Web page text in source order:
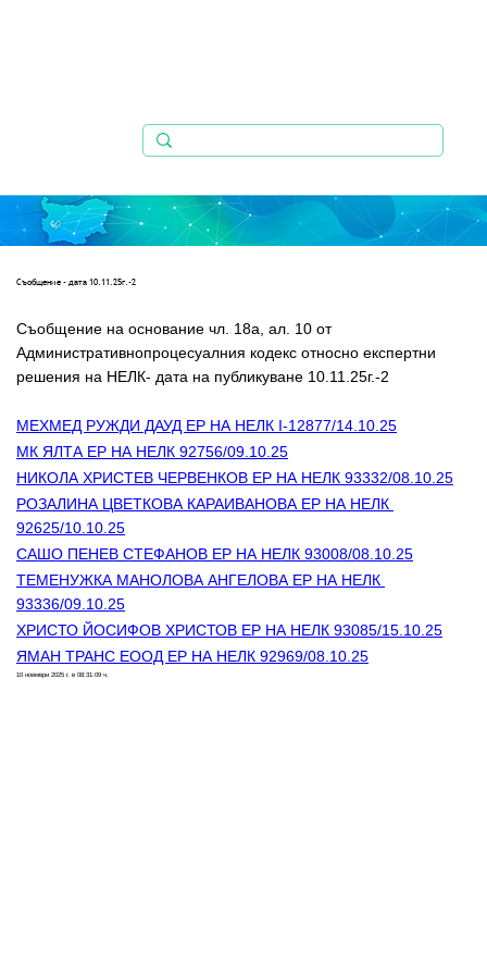
Съобщениe - дата 10.11.25г.-2
Съобщение на основание чл. 18а, ал. 10 от
Административнопроцесуалния кодекс относно експертни
решения на НЕЛК- дата на публикуване 10.11.25г.-2
МЕХМЕД РУЖДИ ДАУД ЕР НА НЕЛК I-12877/14.10.25
МК ЯЛТА ЕР НА НЕЛК 92756/09.10.25
НИКОЛА ХРИСТЕВ ЧЕРВЕНКОВ ЕР НА НЕЛК 93332/08.10.25
РОЗАЛИНА ЦВЕТКОВА КАРАИВАНОВА ЕР НА НЕЛК
92625/10.10.25
САШО ПЕНЕВ СТЕФАНОВ ЕР НА НЕЛК 93008/08.10.25
ТЕМЕНУЖКА МАНОЛОВА АНГЕЛОВА ЕР НА НЕЛК
93336/09.10.25
ХРИСТО ЙОСИФОВ ХРИСТОВ ЕР НА НЕЛК 93085/15.10.25
ЯМАН ТРАНС ЕООД ЕР НА НЕЛК 92969/08.10.25
10 ноември 2025 г. в 08:31:09 ч.